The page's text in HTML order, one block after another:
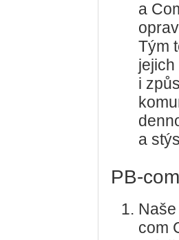
a
Tým
jejich
i
a
PB-
com